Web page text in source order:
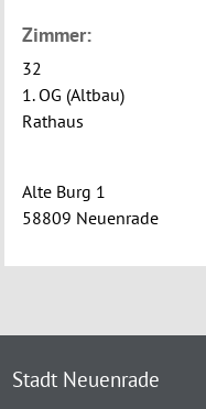
Zimmer:
32
1. OG (Altbau)
Rathaus
Alte Burg 1
58809 Neuenrade
Stadt Neuenrade